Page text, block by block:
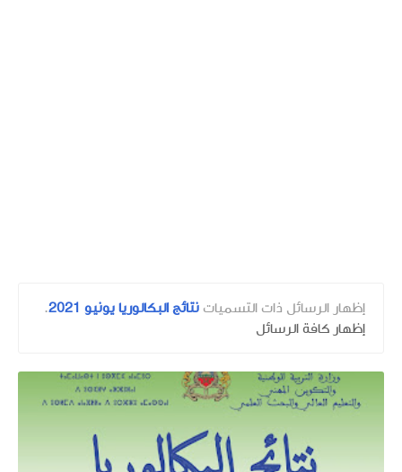
‏إظهار الرسائل ذات التسميات نتائج البكالوريا يونيو 2021
.
إظهار كافة الرسائل